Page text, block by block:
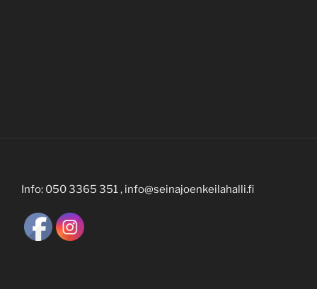
Info: 050 3365 351 , info@seinajoenkeilahalli.fi